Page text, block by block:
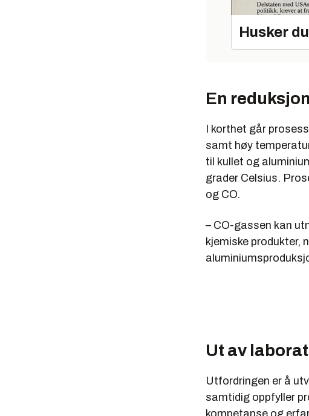
Husker
En
I korthet går
samt høy
til kullet og
grader Celsius.
og CO.
– CO-gassen kan
kjemiske produkter,
Ut av
Utfordringen er å
samtidig oppfyller